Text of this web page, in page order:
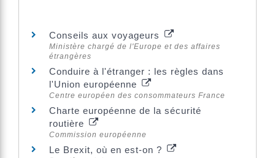
Conseils aux voyageurs
Ministère chargé de l'Europe et des affaires
étrangères
Conduire à l'étranger : les règles dans
l'Union européenne
Centre européen des consommateurs France
Charte européenne de la sécurité
routière
Commission européenne
Le Brexit, où en est-on ?